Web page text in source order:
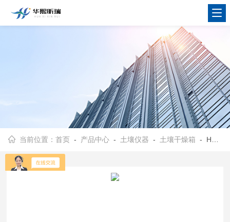
当前位置：首页 - 产品中心 - 土壤仪器 - 土壤干燥箱 - HX-TR-24型实验室取土样品快速烘干柜 土壤快速干燥箱